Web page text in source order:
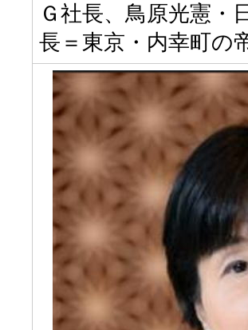
Ｇ社長、鳥原光憲・
長＝東京・内幸町の